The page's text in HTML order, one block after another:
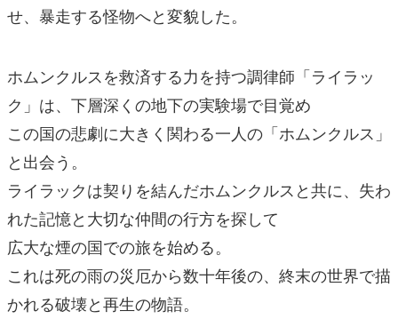
せ、暴走する怪物へと変貌した。
ホムンクルスを救済する力を持つ調律師「ライラッ
ク」は、下層深くの地下の実験場で目覚め
この国の悲劇に大きく関わる一人の「ホムンクルス」
と出会う。
ライラックは契りを結んだホムンクルスと共に、失わ
れた記憶と大切な仲間の行方を探して
広大な煙の国での旅を始める。
これは死の雨の災厄から数十年後の、終末の世界で描
かれる破壊と再生の物語。